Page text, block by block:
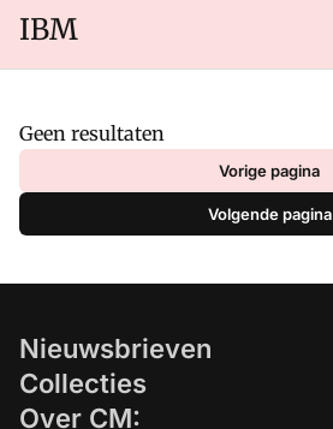
IBM
Geen resultaten
Vorige pagina
Volgende pagina
Nieuwsbrieven
Collecties
Over CM: